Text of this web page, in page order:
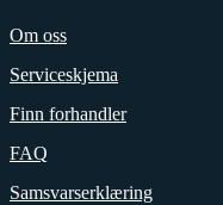
Om oss
Serviceskjema
Finn forhandler
FAQ
Samsvarserklæring